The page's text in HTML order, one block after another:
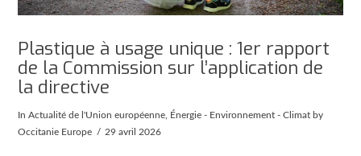
Plastique à usage unique : 1er rapport
de la Commission sur l’application de
la directive
InActualité de l'Union européenne, Énergie - Environnement - Climat by
Occitanie Europe
29 avril 2026